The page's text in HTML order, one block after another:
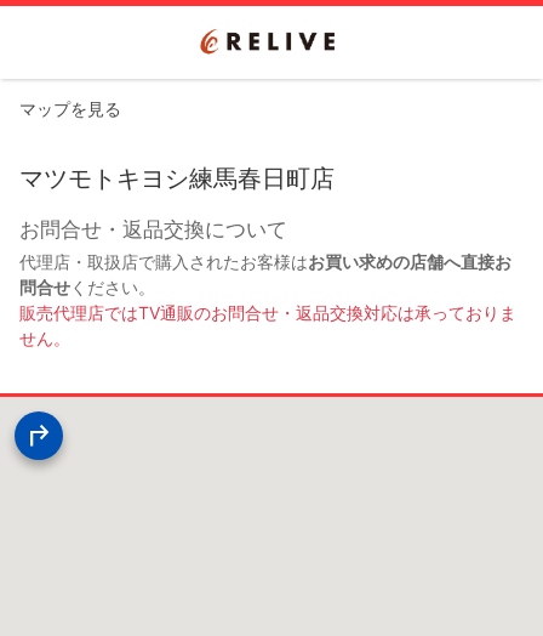
マップを見る
マツモトキヨシ練馬春日町店
お問合せ・返品交換について
代理店・取扱店で購入されたお客様はお買い求めの店舗へ直接お
問合せください。
販売代理店ではTV通販のお問合せ・返品交換対応は承っておりま
せん。